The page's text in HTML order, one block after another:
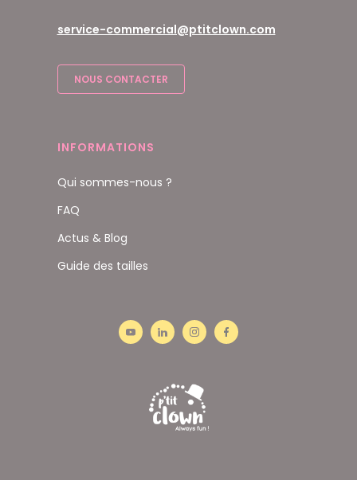
service-commercial@ptitclown.com
NOUS CONTACTER
INFORMATIONS
Qui sommes-nous ?
FAQ
Actus & Blog
Guide des tailles